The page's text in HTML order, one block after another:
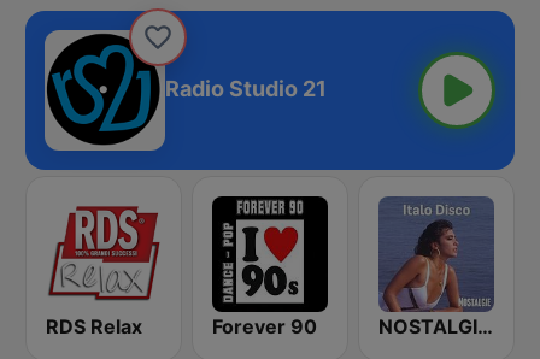
Radio Studio 21
RDS Relax Forever 90 NOSTALGIE ITALO DISCO